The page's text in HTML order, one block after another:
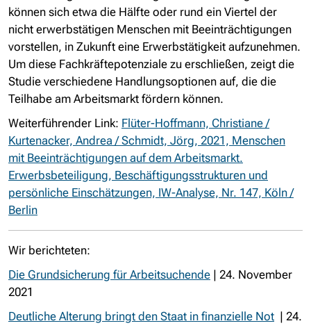
können sich etwa die Hälfte oder rund ein Viertel der
nicht erwerbstätigen Menschen mit Beeinträchtigungen
vorstellen, in Zukunft eine Erwerbstätigkeit aufzunehmen.
Um diese Fachkräftepotenziale zu erschließen, zeigt die
Studie verschiedene Handlungsoptionen auf, die die
Teilhabe am Arbeitsmarkt fördern können.
Weiterführender Link: Flüter-Hoffmann, Christiane /
Kurtenacker, Andrea / Schmidt, Jörg, 2021, Menschen
mit Beeinträchtigungen auf dem Arbeitsmarkt.
Erwerbsbeteiligung, Beschäftigungsstrukturen und
persönliche Einschätzungen, IW-Analyse, Nr. 147, Köln /
Berlin
Wir berichteten:
Die Grundsicherung für Arbeitsuchende | 24. November
2021
Deutliche Alterung bringt den Staat in finanzielle Not | 24.